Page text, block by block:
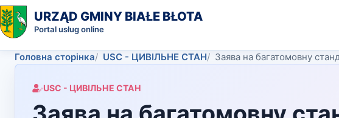
URZĄD GMINY BIAŁE BŁOTA
Portal usług online
Головна сторінка USC - ЦИВІЛЬНЕ СТАН Заява на багатомовну
USC - ЦИВІЛЬНЕ СТАН